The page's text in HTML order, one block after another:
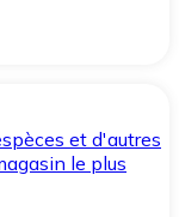
et d'autres
le plus